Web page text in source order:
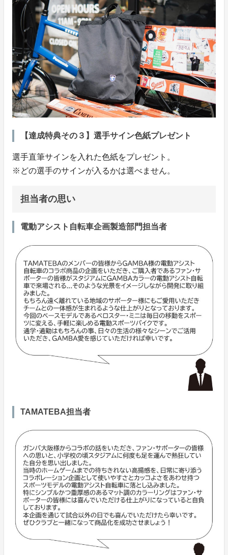
【達成特典その３】選手サイン色紙プレゼント
選手直筆サインを入れた色紙をプレゼント。
※どの選手のサインが入るかは選べません。
担当者の思い
電動アシスト自転車企画製造部門担当者
TAMATEBA担当者